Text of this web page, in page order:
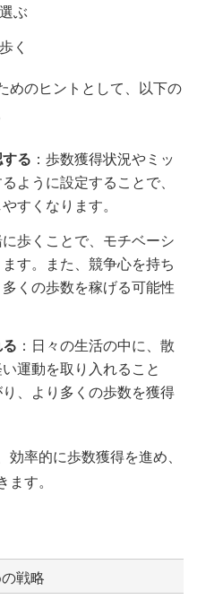
ぶ
く
めのヒントとして、以下の
る ：歩数獲得状況やミッ
ように設定することで、
すくなります。
に歩くことで、モチベーシ
す。また、競争心を持ち
くの歩数を稼げる可能性
：日々の生活の中に、散
運動を取り入れること
、より多くの歩数を獲得
効率的に歩数獲得を進め、
ます。
戦略